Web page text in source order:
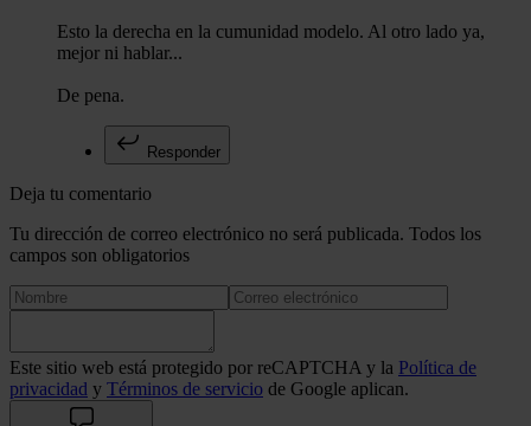
Esto la derecha en la cumunidad modelo. Al otro lado ya,
mejor ni hablar...
De pena.
Responder
Deja tu comentario
Tu dirección de correo electrónico no será publicada. Todos los
campos son obligatorios
Este sitio web está protegido por reCAPTCHA y la Política de
privacidad y Términos de servicio de Google aplican.